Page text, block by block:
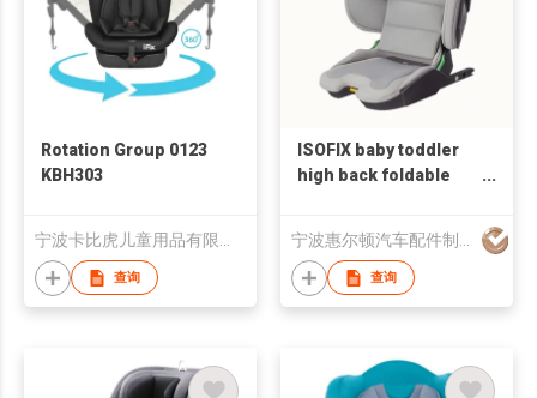
Rotation Group 0123
KBH303
查询
ISOFIX baby toddler
high back foldable
查询